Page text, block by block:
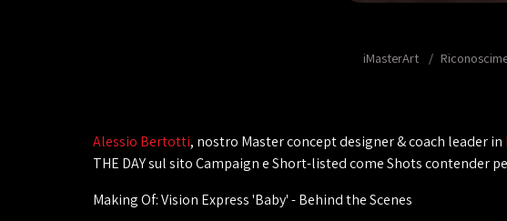
iMasterArt
Alessio Bertotti, nostro Master concept designer & coach leader in
THE DAY sul sito Campaign e Short-listed come Shots contender
Making Of: Vision Express 'Baby' - Behind the Scenes